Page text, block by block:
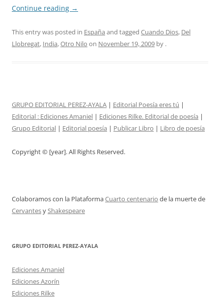
Continue reading →
This entry was posted in España and tagged Cuando Dios, Del
Llobregat, India,Otro Nilo on November 19, 2009 by .
GRUPO EDITORIAL PEREZ-AYALA | Editorial Poesía eres tú |
Editorial : Ediciones Amaniel | Ediciones Rilke. Editorial de poesía |
Grupo Editorial | Editorial poesía | Publicar Libro | Libro de poesía
Copyright © [year]. All Rights Reserved.
Colaboramos con la PlataformaCuarto centenario de la muerte de
CervantesyShakespeare
GRUPO EDITORIAL PEREZ-AYALA
Ediciones Amaniel
Ediciones Azorín
Ediciones Rilke